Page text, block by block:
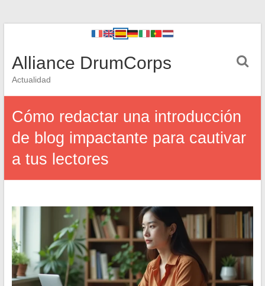
Alliance DrumCorps
Actualidad
Cómo redactar una introducción
de blog impactante para cautivar
a tus lectores